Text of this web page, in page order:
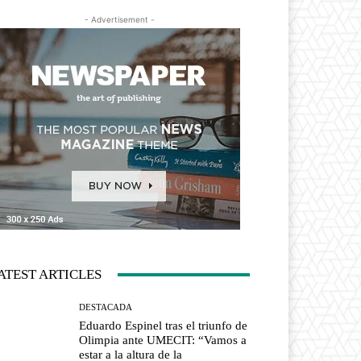
- Advertisement -
ARTICLES
DESTACADA
Eduardo Espinel tras el triunfo de
Olimpia ante UMECIT: “Vamos a
estar a la altura de la